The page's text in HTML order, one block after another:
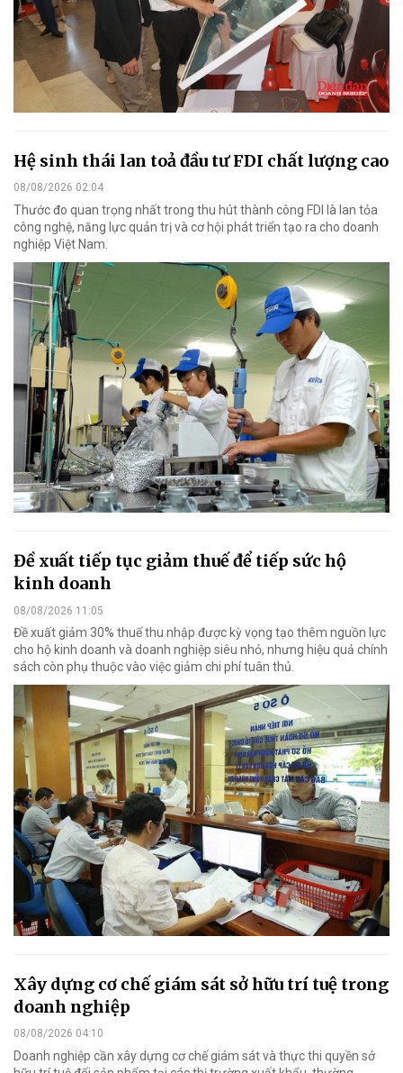
Hệ sinh thái lan toả đầu tư FDI chất lượng cao
08/08/2026 02:04
Thước đo quan trọng nhất trong thu hút thành công FDI là lan tỏa
công nghệ, năng lực quản trị và cơ hội phát triển tạo ra cho doanh
nghiệp Việt Nam.
Đề xuất tiếp tục giảm thuế để tiếp sức hộ
kinh doanh
08/08/2026 11:05
Đề xuất giảm 30% thuế thu nhập được kỳ vọng tạo thêm nguồn lực
cho hộ kinh doanh và doanh nghiệp siêu nhỏ, nhưng hiệu quả chính
sách còn phụ thuộc vào việc giảm chi phí tuân thủ.
Xây dựng cơ chế giám sát sở hữu trí tuệ trong
doanh nghiệp
08/08/2026 04:10
Doanh nghiệp cần xây dựng cơ chế giám sát và thực thi quyền sở